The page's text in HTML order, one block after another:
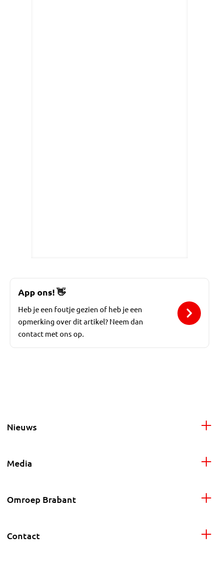
App ons!👋
Heb je een foutje gezien of heb je een
opmerking over dit artikel? Neem dan
contact met ons op.
Nieuws
Media
Omroep Brabant
Contact